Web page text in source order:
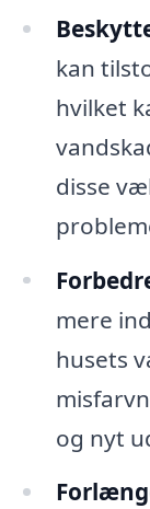
kan
hvilket
disse
mere
husets
og nyt